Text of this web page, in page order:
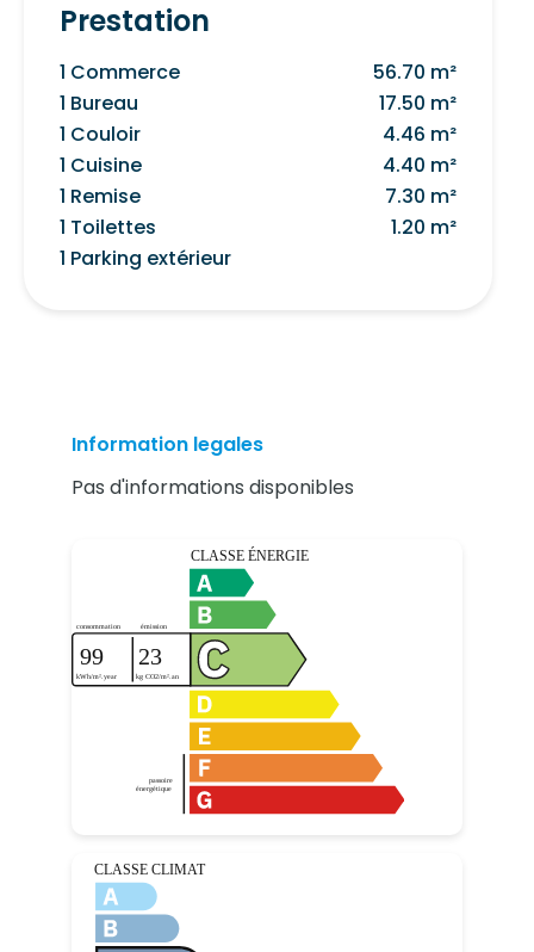
Prestation
1 Commerce
56.70 m²
1 Bureau
17.50 m²
1 Couloir
4.46 m²
1 Cuisine
4.40 m²
1 Remise
7.30 m²
1 Toilettes
1.20 m²
1 Parking extérieur
Information legales
Pas d'informations disponibles